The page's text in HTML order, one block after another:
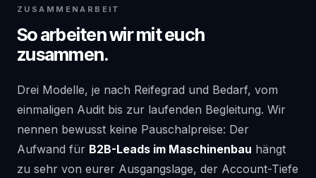
ZUSAMMENARBEIT
So arbeiten wir mit euch
zusammen.
Drei Modelle, je nach Reifegrad und Bedarf, vom
einmaligen Audit bis zur laufenden Begleitung. Wir
nennen bewusst keine Pauschalpreise: Der
Aufwand für B2B-Leads im Maschinenbau hängt
zu sehr von eurer Ausgangslage, der Account-Tiefe